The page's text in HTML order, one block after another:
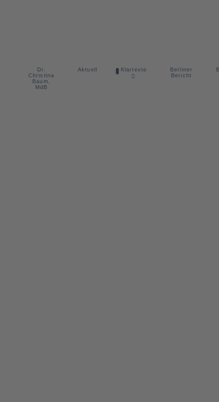
Dr.
Christina
Baum,
MdB
Aktuell Klartexte
Berliner
Bericht